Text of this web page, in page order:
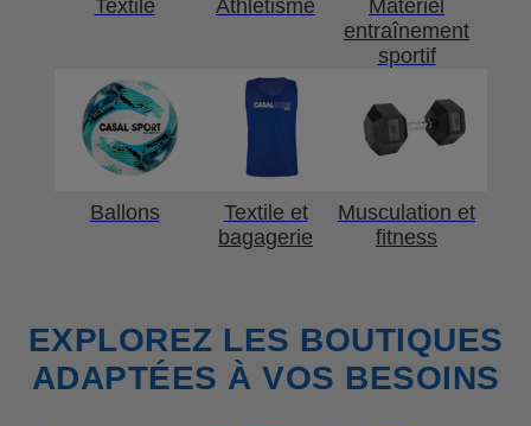
Textile Athlétisme
Matériel
entraînement
sportif
Ballons
Textile et
bagagerie
Musculation et
fitness
EXPLOREZ LES BOUTIQUES
ADAPTÉES À VOS BESOINS